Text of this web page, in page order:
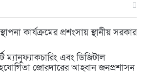
কার্যক্রমের প্রশংসায় স্থানীয় সরকার
ম্যানুফ্যাকচারিং এবং ডিজিটাল
জোরদারের আহ্বান জনপ্রশাসন